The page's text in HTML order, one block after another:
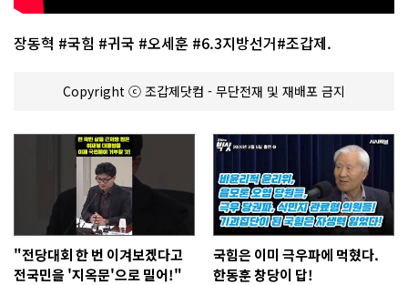
장동혁 #국힘 #귀국 #오세훈 #6.3지방선거#조갑제.
Copyright ⓒ 조갑제닷컴 - 무단전재 및 재배포 금지
"전당대회 한 번 이겨보겠다고
전국민을 '지옥문'으로 밀어!"
국힘은 이미 극우파에 먹혔다.
한동훈 창당이 답!